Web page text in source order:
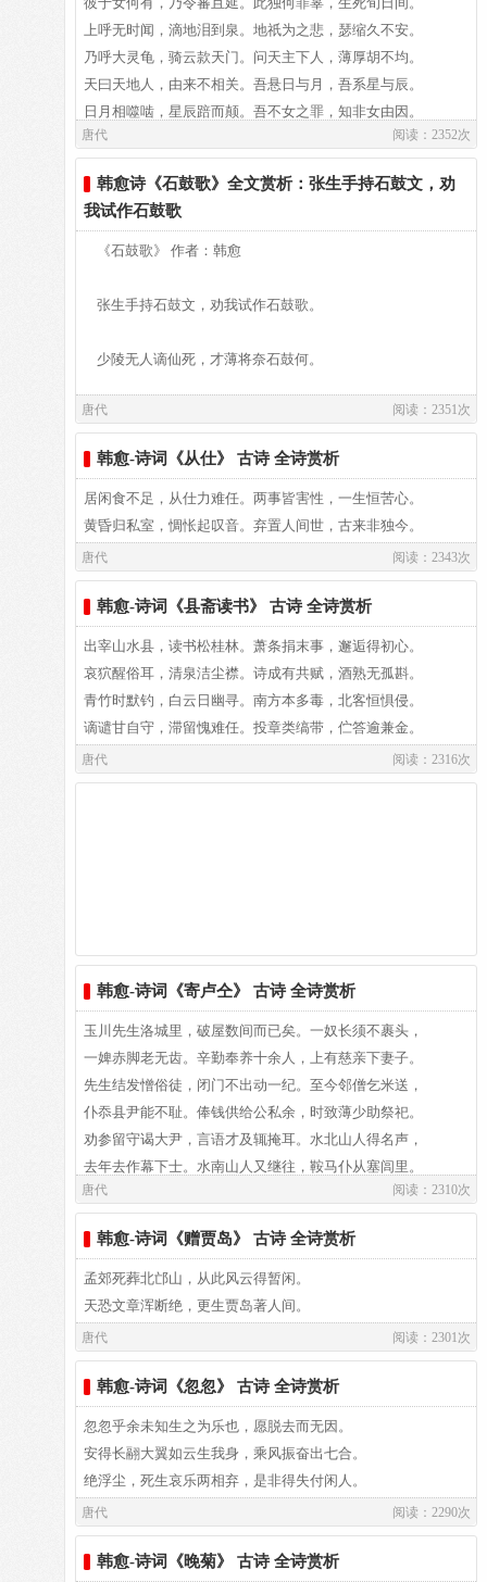
--李正封
穷天贡琛异，匝海赐酺醵。作乐鼓还槌，从禽弓始彍。
--韩愈
取欢移日饮，求胜通宵博。五白气争呼，六奇心运度。
--李正封
恩泽诚布濩，嚚顽已箫勺。告成上云亭，考古垂矩矱。
--韩愈
前堂清夜吹，东第良晨酌。池莲拆秋房，院竹翻夏箨。
--李正封
--韩愈
--李正封
下床畏蛇食畏药，海气湿蛰熏腥臊。
昨者州前捶大鼓，嗣皇继圣登夔皋。
赦书一日行万里，罪从大辟皆除死。
迁者追回流者还，涤瑕荡垢清朝班。
君歌且休听我歌，我歌今与君殊科：
一年明月今宵多，人生由命非由他，
有酒不饮奈明何？
【注解】： 1、属：倾注，此指劝酒。 2、九疑：即苍梧
山。 3、嗣皇：指唐宪宗。 4、天路：指进身朝庭之途。
【韵译】：
薄薄云丝四面散去，天上不见银河，
空中清风飘飘，月光如荡漾的水波。
我实在不能听下去，早就泪落如雨。
洞庭湖波涛连天，九疑山高峻无比，
蛟龙在水中出没，猩鼯在山间啼号。
九死一生，我才到达被贬谪的去处，
下床常常怕蛇咬，吃饭时时怕中毒，
近海地湿蛰伏蛇虫，到处熏散腥臊。
郴州府门前的大鼓，昨日捶个不停，
上呼无时闻，滴地泪到泉。地祇为之悲，瑟缩久不安。
乃呼大灵龟，骑云款天门。问天主下人，薄厚胡不均。
天曰天地人，由来不相关。吾悬日与月，吾系星与辰。
日月相噬啮，星辰踣而颠。吾不女之罪，知非女由因。
且物各有分，孰能使之然。有子与无子，祸福未可原。
鸱枭啄母脑，母死子始翻。蝮蛇生子时，坼裂肠与肝。
好子虽云好，未还恩与勤。恶子不可说，鸱枭蝮蛇然。
有子且勿喜，无子固勿叹。上圣不待教，贤闻语而迁。
地祇谓大灵，女往告其人。东野夜得梦，有夫玄衣巾。
唐代 阅读：2352次
韩愈诗《石鼓歌》全文赏析：张生手持石鼓文，劝
我试作石鼓歌
《石鼓歌》 作者：韩愈
张生手持石鼓文，劝我试作石鼓歌。
少陵无人谪仙死，才薄将奈石鼓何。
周纲凌迟四海沸，宣王愤起挥天戈。
大开明堂受朝贺，诸侯剑佩鸣相磨。
搜于岐阳骋雄俊，万里禽兽皆遮罗。
镌功勒成告万世，凿石作鼓隳嵯峨。
从臣才艺咸第一，拣选撰刻留山阿。
雨淋日炙野火燎，鬼物守护烦呵。
公从何处得纸本，毫发尽备无差讹。
金绳铁索锁钮壮，古鼎跃水龙腾梭。
陋儒编诗不收入，二雅褊迫无委蛇。
孔子西行不到秦，掎摭星宿遗羲娥。
嗟余好古生苦晚，对此涕泪双滂沱。
忆昔初蒙博士征，其年始改称元和。
古人从军在右辅，为我度量掘臼科。
濯冠沐浴告祭酒，如此至宝存岂多。
毡包席裹可立致，十鼓只载数骆驼。
荐诸太庙比郜鼎，光价岂止百倍过。
圣恩若许留太学，诸生讲解得切磋。
观经鸿都尚填咽，坐见举国来奔波。
剜苔剔藓露节角，安置妥帖平不颇。
唐代 阅读：2351次
韩愈-诗词《从仕》 古诗 全诗赏析
居闲食不足，从仕力难任。两事皆害性，一生恒苦心。
黄昏归私室，惆怅起叹音。弃置人间世，古来非独今。
唐代 阅读：2343次
韩愈-诗词《县斋读书》 古诗 全诗赏析
出宰山水县，读书松桂林。萧条捐末事，邂逅得初心。
哀狖醒俗耳，清泉洁尘襟。诗成有共赋，酒熟无孤斟。
青竹时默钓，白云日幽寻。南方本多毒，北客恒惧侵。
谪谴甘自守，滞留愧难任。投章类缟带，伫答逾兼金。
唐代 阅读：2316次
韩愈-诗词《寄卢仝》 古诗 全诗赏析
玉川先生洛城里，破屋数间而已矣。一奴长须不裹头，
一婢赤脚老无齿。辛勤奉养十余人，上有慈亲下妻子。
先生结发憎俗徒，闭门不出动一纪。至今邻僧乞米送，
仆忝县尹能不耻。俸钱供给公私余，时致薄少助祭祀。
劝参留守谒大尹，言语才及辄掩耳。水北山人得名声，
去年去作幕下士。水南山人又继往，鞍马仆从塞闾里。
少室山人索价高，两以谏官征不起。彼皆刺口论世事，
春秋三传束高阁，独抱遗经穷终始。往年弄笔嘲同异，
怪辞惊众谤不已。近来自说寻坦途。犹上虚空跨绿駬。
去年生儿名添丁，意令与国充耘耔。国家丁口连四海，
岂无农夫亲耒耜。先生抱才终大用，宰相未许终不仕。
假如不在陈力列，立言垂范亦足恃。苗裔当蒙十世宥，
岂谓贻厥无基阯。故知忠孝生天性，洁身乱伦定足拟。
昨晚长须来下状，隔墙恶少恶难似。每骑屋山下窥阚，
浑舍惊怕走折趾。凭依婚媾欺官吏，不信令行能禁止。
先生受屈未曾语，忽此来告良有以。嗟我身为赤县令，
操权不用欲何俟。立召贼曹呼伍伯，尽取鼠辈尸诸市。
先生又遣长须来，如此处置非所喜。况又时当长养节，
放纵是谁之过欤，效尤戮仆愧前史。买羊沽酒谢不敏，
唐代 阅读：2310次
韩愈-诗词《赠贾岛》 古诗 全诗赏析
孟郊死葬北邙山，从此风云得暂闲。
天恐文章浑断绝，更生贾岛著人间。
唐代 阅读：2301次
韩愈-诗词《忽忽》 古诗 全诗赏析
忽忽乎余未知生之为乐也，愿脱去而无因。
安得长翮大翼如云生我身，乘风振奋出七合。
绝浮尘，死生哀乐两相弃，是非得失付闲人。
唐代 阅读：2290次
韩愈-诗词《晚菊》 古诗 全诗赏析